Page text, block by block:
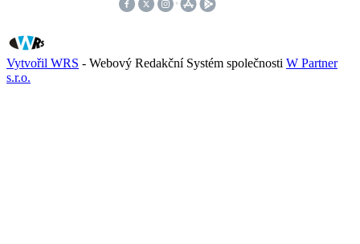
Vytvořil WRS - Webový Redakční Systém společnosti W Partner
s.r.o.